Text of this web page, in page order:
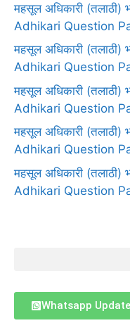
महसूल अधिकारी
Adhikari Question
महसूल अधिकारी
Adhikari Question
महसूल अधिकारी
Adhikari Question
महसूल अधिकारी
Adhikari Question
महसूल अधिकारी
Adhikari Question
Whatsapp